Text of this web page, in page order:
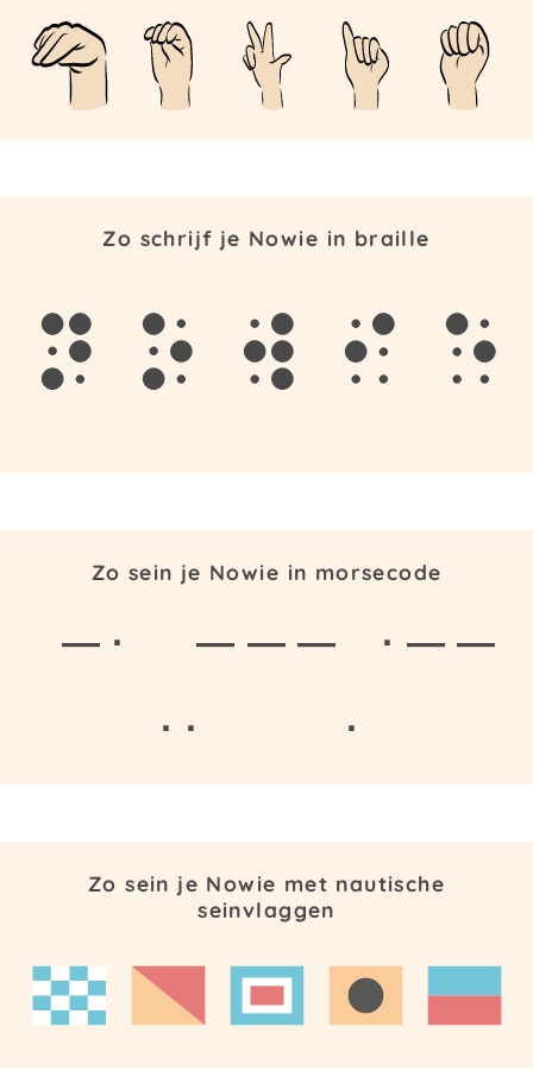
Zo schrijf je Nowie in braille
n o w i e
Zo sein je Nowie in morsecode
— · — — —
· — —
· ·
·
Zo sein je Nowie met nautische
seinvlaggen